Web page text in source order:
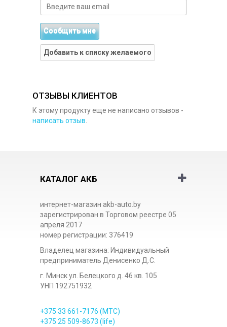
Сообщить мне
Добавить к списку желаемого
ОТЗЫВЫ КЛИЕНТОВ
К этому продукту еще не написано отзывов -
написать отзыв
КАТАЛОГ АКБ
интернет-магазин akb-auto.by
зарегистрирован в Торговом реестре 05
апреля 2017
номер регистрации: 376419
Владелец магазина: Индивидуальный
предприниматель Денисенко Д.С.
г. Минск ул. Белецкого д. 46 кв. 105
УНП 192751932
+375 33 661-7176 (МТС)
+375 25 509-8673 (life)